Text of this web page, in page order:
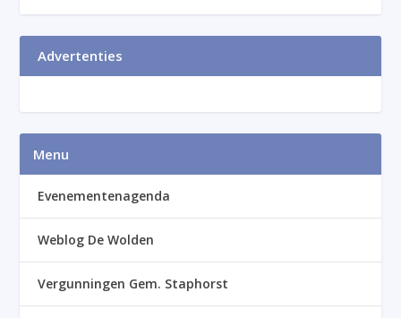
Advertenties
Menu
Evenementenagenda
Weblog De Wolden
Vergunningen Gem. Staphorst